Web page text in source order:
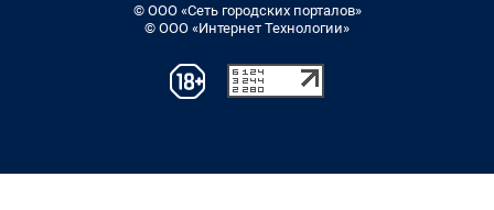
© ООО «Сеть городских порталов»
© ООО «Интернет Технологии»